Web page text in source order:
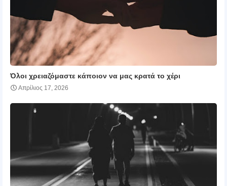
Όλοι χρειαζόμαστε κάποιον να μας κρατά το χέρι
Απρίλιος 17, 2026